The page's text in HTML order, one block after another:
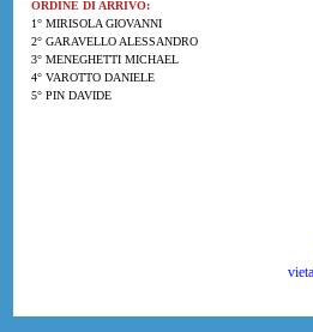
ORDINE DI ARRIVO:
1° MIRISOLA GIOVANNI
2° GARAVELLO ALESSANDRO
3° MENEGHETTI MICHAEL
4° VAROTTO DANIELE
5° PIN DAVIDE